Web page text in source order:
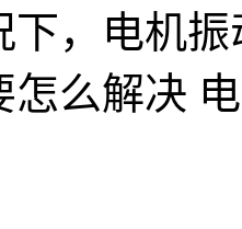
下，电机
么解决